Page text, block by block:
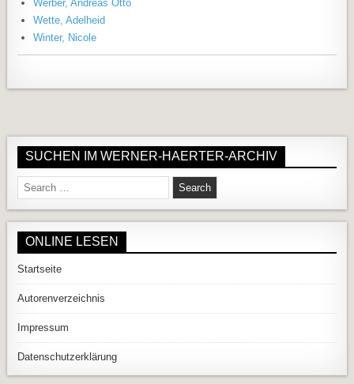
Werber, Andreas Otto
Wette, Adelheid
Winter, Nicole
SUCHEN IM WERNER-HAERTER-ARCHIV
Search for:
ONLINE LESEN
Startseite
Autorenverzeichnis
Impressum
Datenschutzerklärung